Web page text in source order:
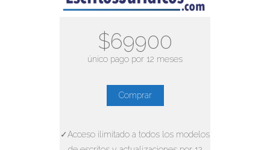
$69900
único pago por 12 meses
Comprar
✓Acceso ilimitado a todos los modelos